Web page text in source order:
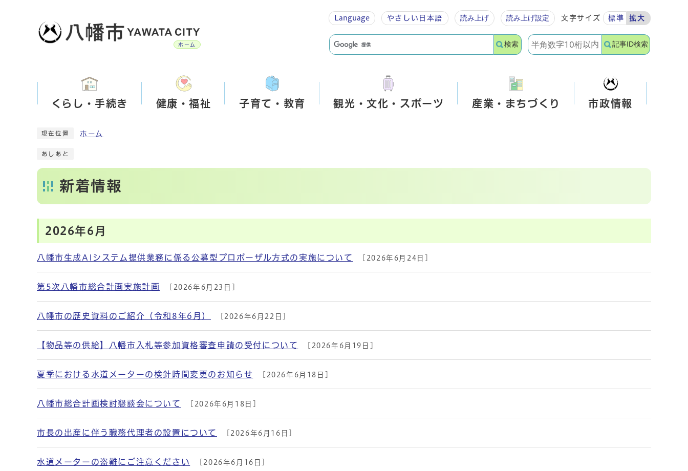
ホーム
Language やさしい 日本語 読み上げ 読み上げ設定 文字サイズ 標準 拡大
検索 記事ID検索
くらし・手続き 健康・福祉 子育て・教育 観光・文化・スポーツ 産業・まちづくり 市政情報
現在位置 ホーム
あしあと
新着情報
2026年6月
八幡市生成AIシステム提供業務に係る公募型プロポーザル方式の実施について [2026年6月24日]
第5次八幡市総合計画実施計画 [2026年6月23日]
八幡市の歴史資料のご紹介（令和8年6月） [2026年6月22日]
【物品等の供給】八幡市入札等参加資格審査申請の受付について [2026年6月19日]
夏季における水道メーターの検針時間変更のお知らせ [2026年6月18日]
八幡市総合計画検討懇談会について [2026年6月18日]
市長の出産に伴う職務代理者の設置について [2026年6月16日]
水道メーターの盗難にご注意ください [2026年6月16日]